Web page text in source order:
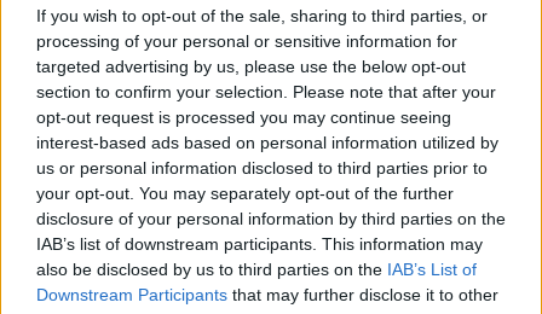
If you wish to opt-out of the sale, sharing to third parties, or
processing of your personal or sensitive information for
targeted advertising by us, please use the below opt-out
section to confirm your selection. Please note that after your
opt-out request is processed you may continue seeing
interest-based ads based on personal information utilized by
us or personal information disclosed to third parties prior to
your opt-out. You may separately opt-out of the further
disclosure of your personal information by third parties on the
IAB’s list of downstream participants. This information may
also be disclosed by us to third parties on the IAB’s List of
Downstream Participants that may further disclose it to other
Xαρακτήρες: 0/1000
Διαβάστε και ακολουθήστε τους κανόνες σχολιασμού
ΠΡΟΣΘΗΚΗ
στον Πόρο τι παίχτηκε ; 🤮 18·05·2026 18:32